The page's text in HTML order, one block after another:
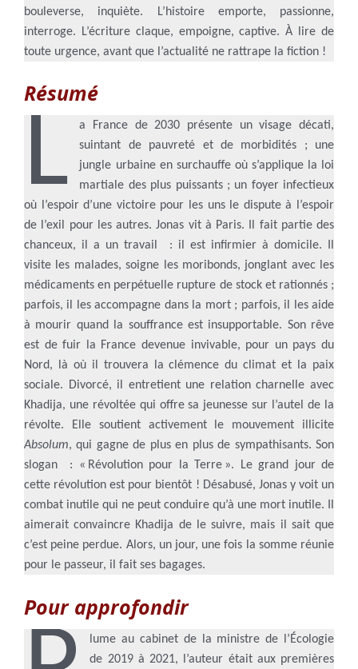
bouleverse, inquiète. L’histoire emporte, passionne,
interroge. L’écriture claque, empoigne, captive. À lire de
toute urgence, avant que l’actualité ne rattrape la fiction !
Résumé
L
a France de 2030 présente un visage décati,
suintant de pauvreté et de morbidités ; une
jungle urbaine en surchauffe où s’applique la loi
martiale des plus puissants ; un foyer infectieux
où l’espoir d’une victoire pour les uns le dispute à l’espoir
de l’exil pour les autres. Jonas vit à Paris. Il fait partie des
chanceux, il a un travail : il est infirmier à domicile. Il
visite les malades, soigne les moribonds, jonglant avec les
médicaments en perpétuelle rupture de stock et rationnés ;
parfois, il les accompagne dans la mort ; parfois, il les aide
à mourir quand la souffrance est insupportable. Son rêve
est de fuir la France devenue invivable, pour un pays du
Nord, là où il trouvera la clémence du climat et la paix
sociale. Divorcé, il entretient une relation charnelle avec
Khadija, une révoltée qui offre sa jeunesse sur l’autel de la
révolte. Elle soutient activement le mouvement illicite
Absolum, qui gagne de plus en plus de sympathisants. Son
slogan : « Révolution pour la Terre ». Le grand jour de
cette révolution est pour bientôt ! Désabusé, Jonas y voit un
combat inutile qui ne peut conduire qu’à une mort inutile. Il
aimerait convaincre Khadija de le suivre, mais il sait que
c’est peine perdue. Alors, un jour, une fois la somme réunie
pour le passeur, il fait ses bagages.
Pour approfondir
lume au cabinet de la ministre de l’Écologie
de 2019 à 2021, l’auteur était aux premières